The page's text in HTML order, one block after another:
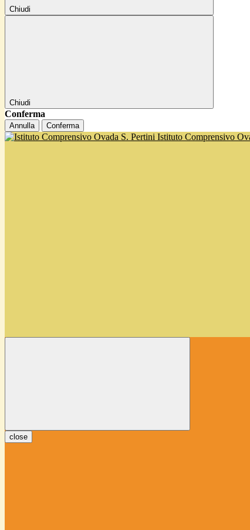
Chiudi
Chiudi
Conferma
Annulla Conferma
Istituto Comprensivo
close